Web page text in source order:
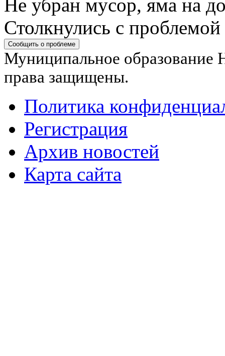
Не убран мусор, яма на
Столкнулись с
Сообщить о проблеме
Муниципальное образование
права защищены.
Политика
Регистрация
Архив новостей
Карта сайта